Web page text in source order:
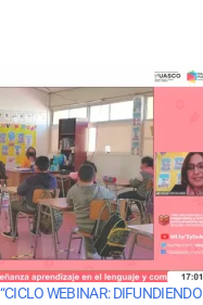
WEBINAR: DIFUNDIENDO